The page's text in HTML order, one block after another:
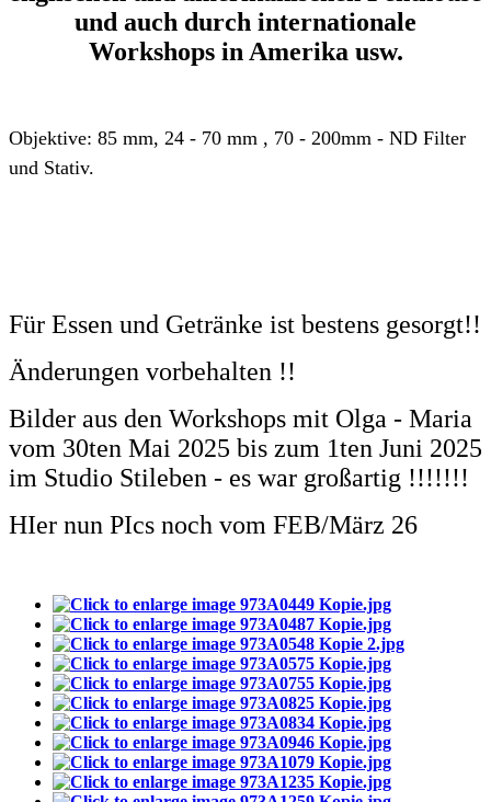
und auch durch internationale
Workshops in Amerika usw.
Objektive: 85 mm, 24 - 70 mm , 70 - 200mm - ND Filter
und Stativ.
Für Essen und Getränke ist bestens gesorgt!!
Änderungen vorbehalten !!
Bilder aus den Workshops mit Olga - Maria
vom 30ten Mai 2025 bis zum 1ten Juni 2025
im Studio Stileben - es war großartig !!!!!!!
HIer nun PIcs noch vom FEB/März 26